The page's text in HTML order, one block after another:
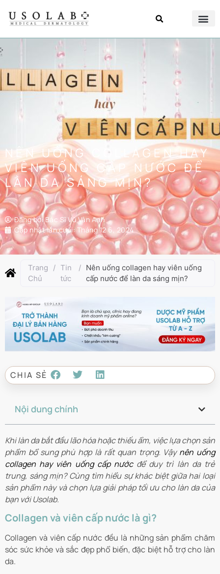
NÊN UỐNG COLLAGEN HAY
VIÊN UỐNG CẤP NƯỚC ĐỂ
LÀN DA SÁNG MỊN?
Đăng bởiBác Sĩ Vũ Vân Anh
Cập nhật lần cuối: Tháng 12 6, 2024
Trang
Chủ
/ Tin
tức
/ Nên uống collagen hay viên uống
cấp nước để làn da sáng mịn?
CHIA SẺ
Nội dung chính
Khi làn da bắt đầu lão hóa hoặc thiếu ẩm, việc lựa chọn sản
phẩm bổ sung phù hợp là rất quan trọng. Vậy nên uống
collagen hay viên uống cấp nướcđể duy trì làn da trẻ
trung, sáng mịn? Cùng tìm hiểu sự khác biệt giữa hai loại
sản phẩm này và chọn lựa giải pháp tối ưu cho làn da của
bạn với Usolab.
Collagen và viên cấp nước là gì?
Collagen và viên cấp nước đều là những sản phẩm chăm
sóc sức khỏe và sắc đẹp phổ biến, đặc biệt hỗ trợ cho làn
da.